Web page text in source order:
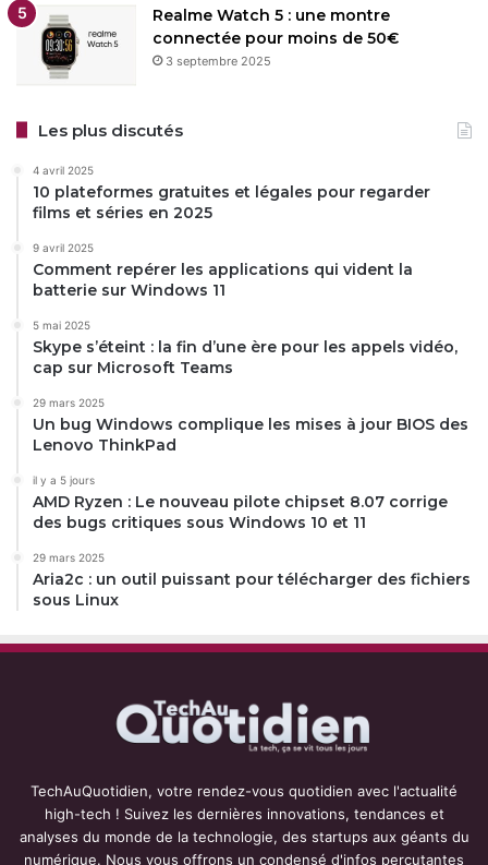
Realme Watch 5 : une montre
connectée pour moins de 50€
3 septembre 2025
Les plus discutés
4 avril 2025
10 plateformes gratuites et légales pour regarder
films et séries en 2025
9 avril 2025
Comment repérer les applications qui vident la
batterie sur Windows 11
5 mai 2025
Skype s’éteint : la fin d’une ère pour les appels vidéo,
cap sur Microsoft Teams
29 mars 2025
Un bug Windows complique les mises à jour BIOS des
Lenovo ThinkPad
il y a 5 jours
AMD Ryzen : Le nouveau pilote chipset 8.07 corrige
des bugs critiques sous Windows 10 et 11
29 mars 2025
Aria2c : un outil puissant pour télécharger des fichiers
sous Linux
TechAuQuotidien, votre rendez-vous quotidien avec l'actualité
high-tech ! Suivez les dernières innovations, tendances et
analyses du monde de la technologie, des startups aux géants du
numérique. Nous vous offrons un condensé d'infos percutantes